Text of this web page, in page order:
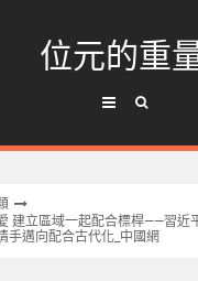
位元的重
建立區域一起配合標桿——習近
手邁向配合古代化_中國網